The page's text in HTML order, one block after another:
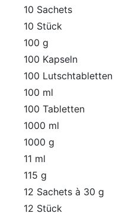
10 Sachets
10 Stück
100 g
100 Kapseln
100 Lutschtabletten
100 ml
100 Tabletten
1000 ml
1000 g
11 ml
115 g
12 Sachets à 30 g
12 Stück